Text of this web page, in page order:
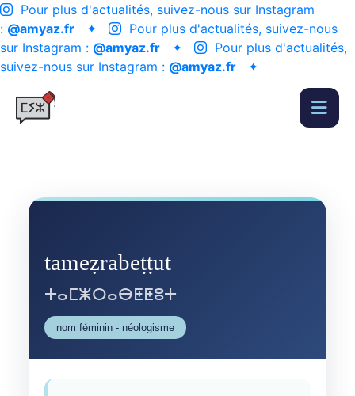
Pour plus d'actualités, suivez-nous sur Instagram
: @amyaz.fr ✦
Pour plus d'actualités, suivez-nous
sur Instagram : @amyaz.fr ✦
Pour plus d'actualités,
suivez-nous sur Instagram : @amyaz.fr ✦
tameẓrabeṭṭut
ⵜⴰⵎⵥⵔⴰⴱⵟⵟⵓⵜ
nom féminin - néologisme